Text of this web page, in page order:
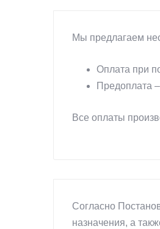
Мы предлагаем
Оплата при
Предоплата
Все оплаты
Согласно
назначения, а